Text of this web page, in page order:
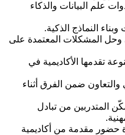
علم البيانات والذكاء
النماذج الذكية.
وحل المشكلات المعتمدة على
تقدمها الأكاديمية في
ضمن الفرق أثناء
المتدربين من تبادل
مقدمة من أكاديمية